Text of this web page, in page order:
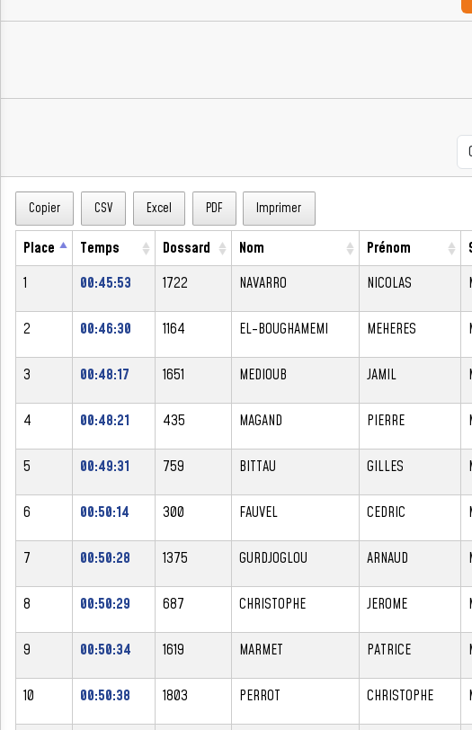
Copier CSV Excel PDF Imprimer
Place Temps Dossard Nom Prénom
1
00:45:53 1722 NAVARRO NICOLAS
2 00:46:30 1164 EL-BOUGHAMEMI MEHERES
3 00:48:17 1651 MEDIOUB JAMIL
4 00:48:21 435 MAGAND PIERRE
5 00:49:31 759 BITTAU GILLES
6 00:50:14 300 FAUVEL CEDRIC
7 00:50:28 1375 GURDJOGLOU ARNAUD
8 00:50:29 687 CHRISTOPHE JEROME
9 00:50:34 1619 MARMET PATRICE
10 00:50:38 1803 PERROT CHRISTOPHE